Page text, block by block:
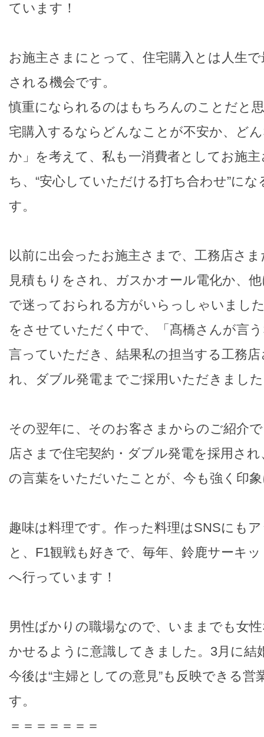
ています！
お施主さまにとって、住宅購入とは人生
される機会です。
慎重になられるのはもちろんのことだと
宅購入するならどんなことが不安か、ど
か」を考えて、私も一消費者としてお施
ち、“安心していただける打ち合わせ”に
す。
以前に出会ったお施主さまで、工務店さ
見積もりをされ、ガスかオール電化か、
で迷っておられる方がいらっしゃいまし
をさせていただく中で、「髙橋さんが言
言っていただき、結果私の担当する工務
れ、ダブル発電までご採用いただきまし
その翌年に、そのお客さまからのご紹介
店さまで住宅契約・ダブル発電を採用さ
の言葉をいただいたことが、今も強く印
趣味は料理です。作った料理はSNSにも
と、F1観戦も好きで、毎年、鈴鹿サーキ
へ行っています！
男性ばかりの職場なので、いままでも女
かせるように意識してきました。3月に結
今後は“主婦としての意見”も反映できる
す。
＝＝＝＝＝＝＝